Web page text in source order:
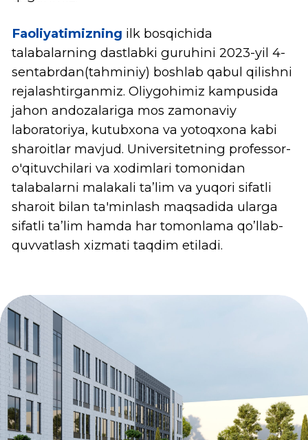
Nega Hwashin Korea Universiteti?
Boshqa universitetlardan qanday afzalliklari
bor?
Koreyada tajriba
. 4 yillik ta’limning ma'lum
madaniyati va jamiyati bilan yaqindan
tanishish imkoniyati mavjud. Shuningdek,
talabalarga yozgi intensiv dasturlar yoki
talaba almashinuvi dasturlarini tanlash
imkoniyati taqdim etiladi.
Qo’shma ta’lim dasturi.
Hanyang
universiteti, Gachon universiteti va
Hankyong milliy universiteti kabi Janubiy
Koreyaning yetakchi universitetlari bilan
hamkorlikdagi 2+2 va 3+1 qo’shma ta’lim